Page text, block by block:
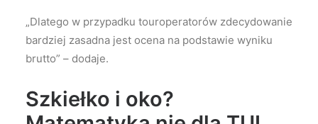
„Dlatego w przypadku touroperatorów zdecydowanie
bardziej zasadna jest ocena na podstawie wyniku
brutto” – dodaje.
Szkiełko i oko?